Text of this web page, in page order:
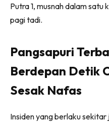
Putra 1, musnah dalam
pagi tadi.
Pangsapuri
Berdepan Detik
Sesak Nafas
Insiden yang berlaku